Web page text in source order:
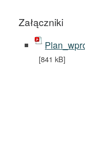
Załączniki
[841 kB]